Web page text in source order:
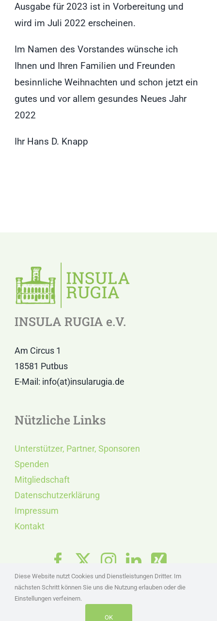
Ausgabe für 2023 ist in Vorbereitung und
wird im Juli 2022 erscheinen.
Im Namen des Vorstandes wünsche ich
Ihnen und Ihren Familien und Freunden
besinnliche Weihnachten und schon jetzt ein
gutes und vor allem gesundes Neues Jahr
2022
Ihr Hans D. Knapp
INSULA RUGIA e.V.
Am Circus 1
18581 Putbus
E-Mail: info(at)insularugia.de
Nützliche Links
Unterstützer, Partner, Sponsoren
Spenden
Mitgliedschaft
Datenschutzerklärung
Impressum
Kontakt
Diese Website nutzt Cookies und Dienstleistungen Dritter. Im
nächsten Schritt können Sie uns die Nutzung erlauben oder die
Einstellungen verfeinern.
OK